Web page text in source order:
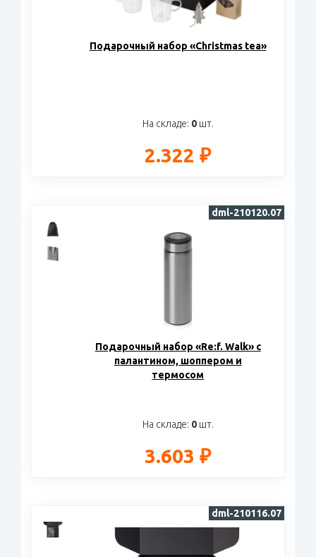
Подарочный набор «Christmas tea»
На складе: 0шт.
2.322 ₽
Подарочный набор «Re:f. Walk» с
палантином, шоппером и
термосом
На складе: 0шт.
3.603 ₽
dml-210120.07
dml-210116.07